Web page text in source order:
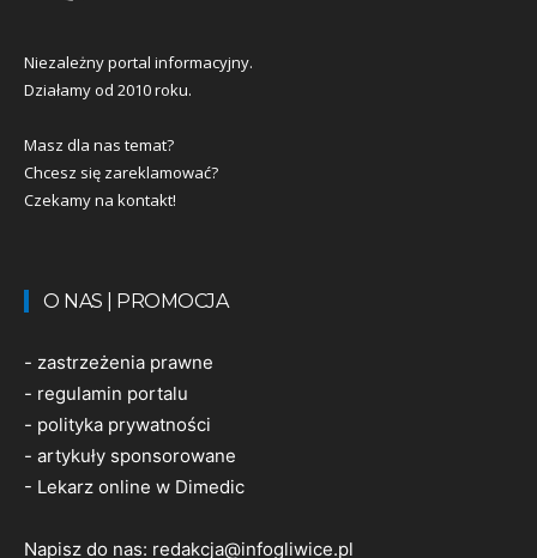
Niezależny portal informacyjny.
Działamy od 2010 roku.
Masz dla nas temat?
Chcesz się zareklamować?
Czekamy na kontakt!
O NAS | PROMOCJA
- zastrzeżenia prawne
- regulamin portalu
- polityka prywatności
- artykuły sponsorowane
- Lekarz online w Dimedic
Napisz do nas: redakcja@infogliwice.pl